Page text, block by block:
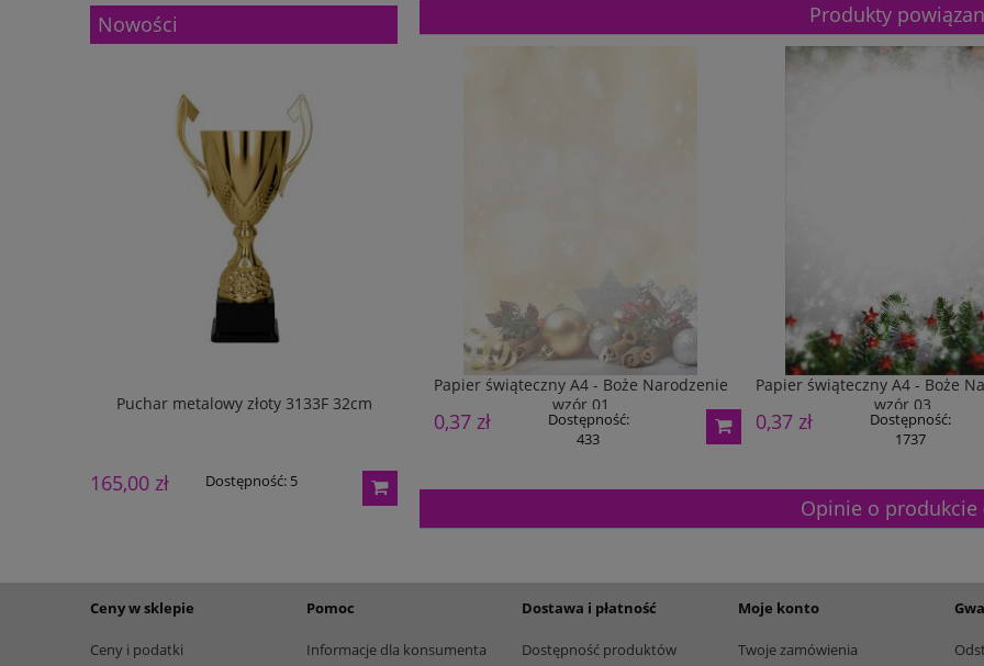
Nowości
Puchar metalowy złoty 3133F 32cm
165,00 zł Dostępność: 5
Puchar metalowy złoty 3133E 37cm
195,00 zł
Puchar metalowy złoty 2100E 32cm
165,00 zł
Produkty
Papier świąteczny A4 - Boże Narodzenie
wzór 01
0,37 zł
Dostępność:
433
Papier świąteczny A4 - Boże
wzór 03
0,37 zł
Dostępność:
1737
Opinie o produkcie
Ceny w sklepie
Ceny i podatki
Pomoc
Informacje dla konsumenta
Dostawa i płatność
Dostępność produktów
Moje konto
Twoje zamówienia